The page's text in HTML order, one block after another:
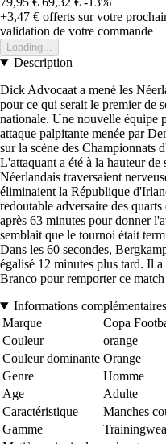
+3,47 € offerts sur votre
validation de votre commande
Loading...
Description
Dick Advocaat a mené les
pour ce qui serait le premier de
nationale. Une nouvelle équipe
attaque palpitante menée par
sur la scène des Championnats
L'attaquant a été à la hauteur
Néerlandais traversaient
éliminaient la République
redoutable adversaire des
après 63 minutes pour donner
semblait que le tournoi était
Dans les 60 secondes,
égalisé 12 minutes plus tard. Il
Branco pour remporter ce
Informations complémentaires
Marque
Copa
Couleur
orange
Couleur dominante Orange
Genre
Homme
Age
Adulte
Caractéristique
Manches
Gamme